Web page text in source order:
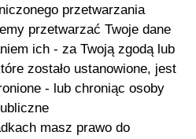
przetwarzania
przetwarzać Twoje dane
ich - za Twoją zgodą lub
zostało ustanowione, jest
- lub chroniąc osoby
masz prawo do